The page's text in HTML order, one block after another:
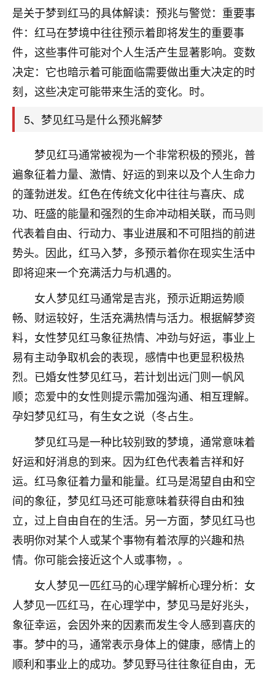
是关于梦到红马的具体解读：预兆与警觉：重要事
件：红马在梦境中往往预示着即将发生的重要事
件，这些事件可能对个人生活产生显著影响。变数
决定：它也暗示着可能面临需要做出重大决定的时
刻，这些决定可能带来生活的变化。时。
5、梦见红马是什么预兆解梦
梦见红马通常被视为一个非常积极的预兆，普
遍象征着力量、激情、好运的到来以及个人生命力
的蓬勃迸发。红色在传统文化中往往与喜庆、成
功、旺盛的能量和强烈的生命冲动相关联，而马则
代表着自由、行动力、事业进展和不可阻挡的前进
势头。因此，红马入梦，多预示着你在现实生活中
即将迎来一个充满活力与机遇的。
女人梦见红马通常是吉兆，预示近期运势顺
畅、财运较好，生活充满热情与活力。根据解梦资
料，女性梦见红马象征热情、冲劲与好运，事业上
易有主动争取机会的表现，感情中也更显积极热
烈。已婚女性梦见红马，若计划出远门则一帆风
顺；恋爱中的女性则提示需加强沟通、相互理解。
孕妇梦见红马，有生女之说（冬占生。
梦见红马是一种比较别致的梦境，通常意味着
好运和好消息的到来。因为红色代表着吉祥和好
运。红马象征着力量和能量。红马是渴望自由和空
间的象征，梦见红马还可能意味着获得自由和独
立，过上自由自在的生活。另一方面，梦见红马也
表明你对某个人或某个事物有着浓厚的兴趣和热
情。你可能会接近这个人或事物，。
女人梦见一匹红马的心理学解析心理分析：女
人梦见一匹红马，在心理学中，梦见马是好兆头，
象征幸运，会因外来的因素而发生令人感到喜庆的
事。梦中的马，通常表示身体上的健康，感情上的
顺利和事业上的成功。梦见野马往往象征自由，无
梦醒时分
我女儿高二叛逆，大半年不上学，一说她就要死要活
的，把我们两口子愁的不行，朋友给我推荐的慧来老
师，一开始我是病急乱投医，这半年来，法事一个个
做完，我女儿跟变了个人一样，不期望她能考多好的
大学，只要能安安稳稳的把书读了，身体心理都健健
3小时前 来自河北 16
付深
我是公司人事调整，有升迁机会，但同时竞争的我们
三个，找老师的时候是抱着侥幸心理，没想到老师看
着我晋升有望，我半信半疑的按照老师建议，做了化
太岁还有一个发钱粮，本来年前的人事调整，拖到年
后，我以为都没戏了，结果开年一上班，开会提拔升
职第一个就是我，职务无所谓，主要是底薪加了
3000，非常开心，无论如何，感恩感谢！🙏🏻
鹿森：恭喜升职加薪！！，请客吗？�
12小时前 来自北京
心心相印
我身体不太好，总是病病殃殃的，去检查又没什么大
问题，反正就是不舒服。中医西医看遍了，找不到问
题，后来无意中看到有人推荐慧来老师，跟老师聊过
之后，心情豁然开朗，也听老师建议，处理了一些因
果问题。今年以来，身体比以前好多，主要是心情好
了，老师说境随心转，现在深有体会了。
鹿森
：是的，其实跟老师聊过之后，最大的感
触，首先就是心态会变好，万般皆是命，半点
不由人！
1天前 来自四川 9
金白水清
我也想找老师看看，有没有人给个联系方式的啊？
鹿森 ：慧来老师微信：gjsy0624
1天前 来自江西 12